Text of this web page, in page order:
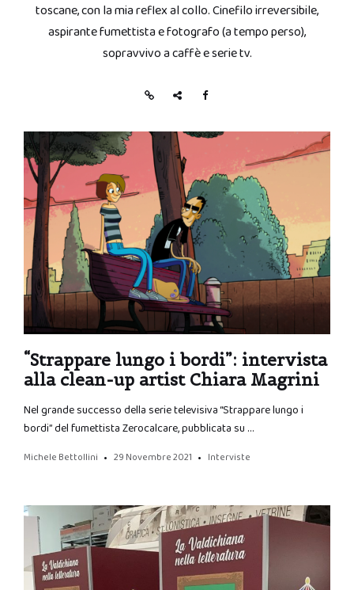
toscane, con la mia reflex al collo. Cinefilo irreversibile,
aspirante fumettista e fotografo (a tempo perso),
sopravvivo a caffè e serie tv.
“Strappare lungo i bordi”: intervista
alla clean-up artist Chiara Magrini
Nel grande successo della serie televisiva “Strappare lungo i
bordi” del fumettista Zerocalcare, pubblicata su …
Michele Bettollini 29 Novembre 2021 Interviste